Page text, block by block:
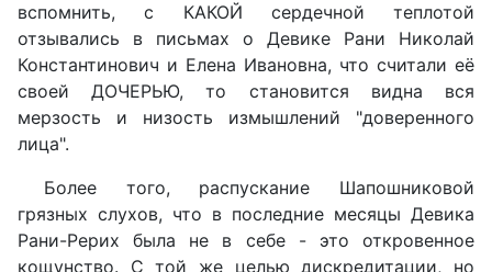
вспомнить, с КАКОЙ сердечной теплотой
отзывались в письмах о Девике Рани Николай
Константинович и Елена Ивановна, что считали её
своей ДОЧЕРЬЮ, то становится видна вся
мерзость и низость измышлений "доверенного
лица".
Более того, распускание Шапошниковой
грязных слухов, что в последние месяцы Девика
Рани-Рерих была не в себе - это откровенное
кощунство. С той же целью дискредитации, но